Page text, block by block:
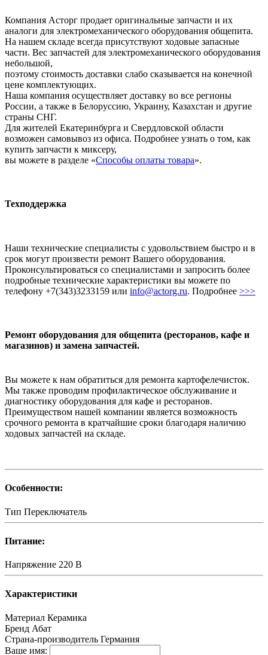
Компания Асторг продает оригинальные запчасти и их
аналоги для электромеханического оборудования общепита.
На нашем складе всегда присутствуют ходовые запасные
части. Вес запчастей для электромеханического оборудования
небольшой,
поэтому стоимость доставки слабо сказывается на конечной
цене комплектующих.
Наша компания осуществляет доставку во все регионы
России, а также в Белоруссию, Украину, Казахстан и другие
страны СНГ.
Для жителей Екатеринбурга и Свердловской области
возможен самовывоз из офиса. Подробнее узнать о том, как
купить запчасти к миксеру,
вы можете в разделе «Способы оплаты товара».
Техподдержка
Наши технические специалисты с удовольствием быстро и в
срок могут произвести ремонт Вашего оборудования.
Проконсультироваться со специалистами и запросить более
подробные технические характеристики вы можете по
телефону +7(343)3233159 или info@actorg.ru. Подробнее >>>
Ремонт оборудования для общепита (ресторанов, кафе и
магазинов) и замена запчастей.
Вы можете к нам обратиться для ремонта картофелечисток.
Мы также проводим профилактическое обслуживание и
диагностику оборудования для кафе и ресторанов.
Преимуществом нашей компании является возможность
срочного ремонта в кратчайшие сроки благодаря наличию
ходовых запчастей на складе.
Особенности:
Тип Переключатель
Питание:
Напряжение 220 В
Характеристики
Материал Керамика
Бренд Абат
Страна-производитель Германия
Ваше имя: